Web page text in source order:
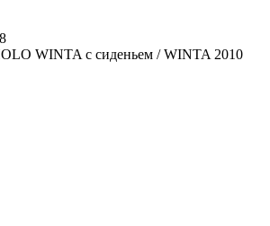
WINTA с сиденьем / WINTA 2010